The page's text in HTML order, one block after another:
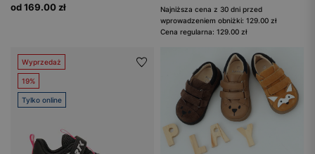
od 169.00 zł
Najniższa cena z 30 dni przed
wprowadzeniem obniżki: 129.00 zł
Cena regularna: 129.00 zł
Wyprzedaż
19%
Tylko online